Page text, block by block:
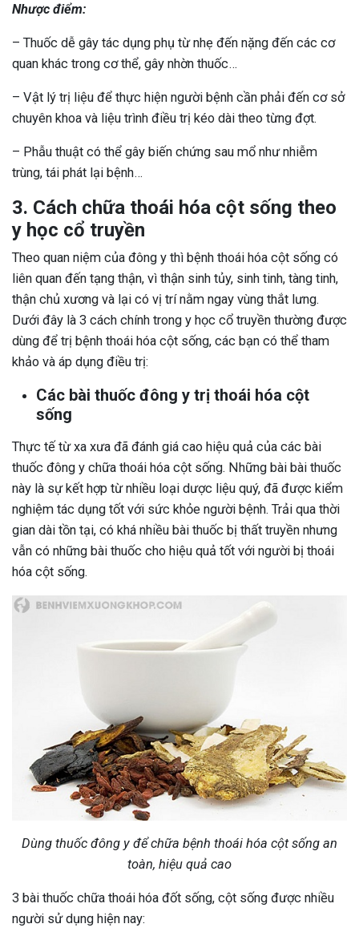
Nhược điểm:
– Thuốc dễ gây tác dụng phụ từ nhẹ đến nặng đến các cơ
quan khác trong cơ thể, gây nhờn thuốc…
– Vật lý trị liệu để thực hiện người bệnh cần phải đến cơ sở
chuyên khoa và liệu trình điều trị kéo dài theo từng đợt.
– Phẫu thuật có thể gây biến chứng sau mổ như nhiễm
trùng, tái phát lại bệnh…
3. Cách chữa thoái hóa cột sống theo
y học cổ truyền
Theo quan niệm của đông y thì bệnh thoái hóa cột sống có
liên quan đến tạng thận, vì thận sinh tủy, sinh tinh, tàng tinh,
thận chủ xương và lại có vị trí nằm ngay vùng thắt lưng.
Dưới đây là 3 cách chính trong y học cổ truyền thường được
dùng để trị bệnh thoái hóa cột sống, các bạn có thể tham
khảo và áp dụng điều trị:
Các bài thuốc đông y trị thoái hóa cột
sống
Thực tế từ xa xưa đã đánh giá cao hiệu quả của các bài
thuốc đông y chữa thoái hóa cột sống. Những bài bài thuốc
này là sự kết hợp từ nhiều loại dược liệu quý, đã được kiểm
nghiệm tác dụng tốt với sức khỏe người bệnh. Trải qua thời
gian dài tồn tại, có khá nhiều bài thuốc bị thất truyền nhưng
vẫn có những bài thuốc cho hiệu quả tốt với người bị thoái
hóa cột sống.
Dùng thuốc đông y để chữa bệnh thoái hóa cột sống an
toàn, hiệu quả cao
3 bài thuốc chữa thoái hóa đốt sống, cột sống được nhiều
người sử dụng hiện nay: